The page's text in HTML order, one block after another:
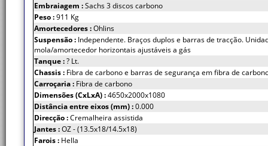
Embraiagem :Sachs 3 discos carbono
Peso :911 Kg
Amortecedores :Ohlins
Suspensão : Independente. Braços duplos e barras de tracção.
mola/amortecedor horizontais ajustáveis a gás
Tanque :? Lt.
Chassis : Fibra de carbono e barras de segurança em fibra de
Carroçaria : Fibra de carbono
Dimensões (CxLxA) :4650x2000x1080
Distância entre eixos (mm) :0.000
Direcção :Cremalheira assistida
Jantes :OZ - (13.5x18/14.5x18)
Farois : Hella